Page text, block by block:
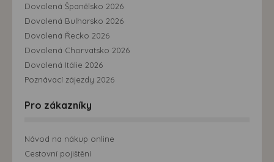
Dovolená Španělsko 2026
Dovolená Bulharsko 2026
Dovolená Řecko 2026
Dovolená Chorvatsko 2026
Dovolená Itálie 2026
Poznávací zájezdy 2026
Pro zákazníky
Návod na nákup online
Cestovní pojištění